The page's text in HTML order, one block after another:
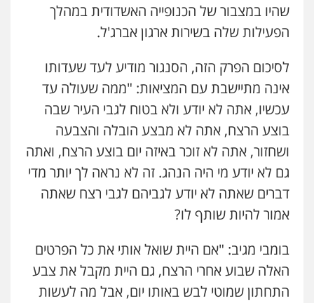
שהיו במצבור של הכנופייה האשדודית במהלך
הפעילות שלה בשירות ארגון אברג'ל.
לסיכום הפרק הזה, הסנגור מודיע לעד שעדותו
אינה מתיישבת עם המציאות: "ממה שעולה עד
עכשיו, אתה לא יודע ולא בטוח לגבי העיר שבה
בוצע הרצח, אתה לא מבצע הובלה והצבעה
ושחזור, אתה לא זוכר באיזה יום בוצע הרצח, ואתה
גם לא יודע מי היה הנהג. זה לא נראה לך יותר מדי
דברים שאתה לא יודע לגביהם לגבי רצח שאתה
אמור להיות שותף לו?
בומבי מגיב: "אם היית שואל אותי את כל הפרטים
האלה שבוע אחרי הרצח, גם היית מקבל את צבע
התחתון שמוטי לבש באותו יום, אבל מה לעשות